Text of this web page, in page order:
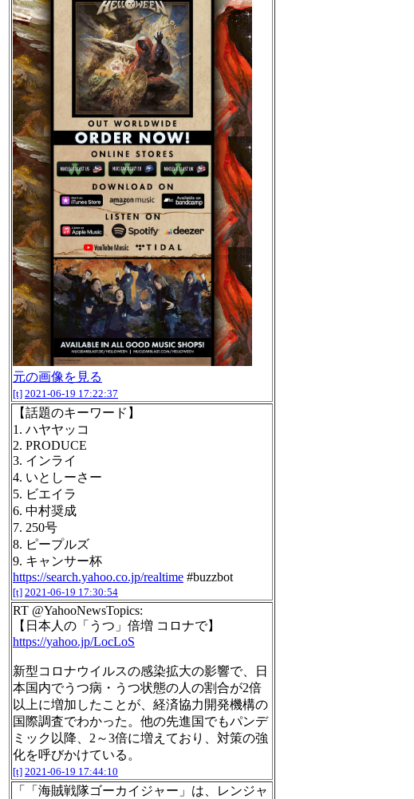
元の画像を見る
[t] 2021-06-19 17:22:37
【話題のキーワード】
1. ハヤヤッコ
2. PRODUCE
3. インライ
4. いとしーさー
5. ビエイラ
6. 中村奨成
7. 250号
8. ピープルズ
9. キャンサー杯
https://search.yahoo.co.jp/realtime #buzzbot
[t] 2021-06-19 17:30:54
RT @YahooNewsTopics:
【日本人の「うつ」倍増 コロナで】
https://yahoo.jp/LocLoS
新型コロナウイルスの感染拡大の影響で、日
本国内でうつ病・うつ状態の人の割合が2倍
以上に増加したことが、経済協力開発機構の
国際調査でわかった。他の先進国でもパンデ
ミック以降、2～3倍に増えており、対策の強
化を呼びかけている。
[t] 2021-06-19 17:44:10
「「海賊戦隊ゴーカイジャー」は、レンジャ